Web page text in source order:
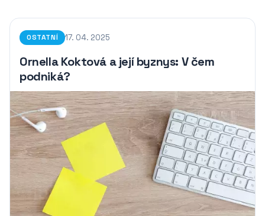
OSTATNÍ 17. 04. 2025
Ornella Koktová a její byznys: V čem
podniká?